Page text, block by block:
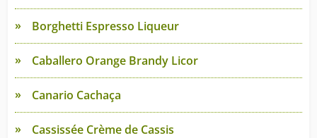
Borghetti Espresso Liqueur
Caballero Orange Brandy Licor
Canario Cachaça
Cassissée Crème de Cassis